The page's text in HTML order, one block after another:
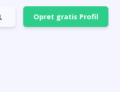
Opret gratis Profil